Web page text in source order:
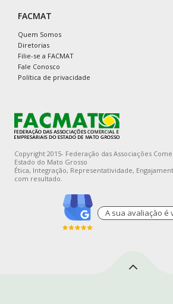
FACMAT
Quem Somos
Diretorias
Filie-se a FACMAT
Fale Conosco
Política de privacidade
Copyright 2015- Federação das Associações
Estado do Mato Grosso
Ética, Integração, Representatividade,
com resultado.
A sua avaliaçào é